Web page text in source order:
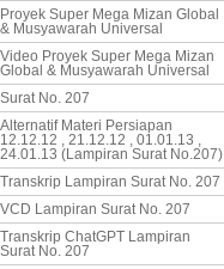
Proyek Super Mega Mizan Global
& Musyawarah Universal
Video Proyek Super Mega Mizan
Global & Musyawarah Universal
Surat No. 207
Alternatif Materi Persiapan
12.12.12 , 21.12.12 , 01.01.13 ,
24.01.13 (Lampiran Surat No.207)
Transkrip Lampiran Surat No. 207
VCD Lampiran Surat No. 207
Transkrip ChatGPT Lampiran
Surat No. 207